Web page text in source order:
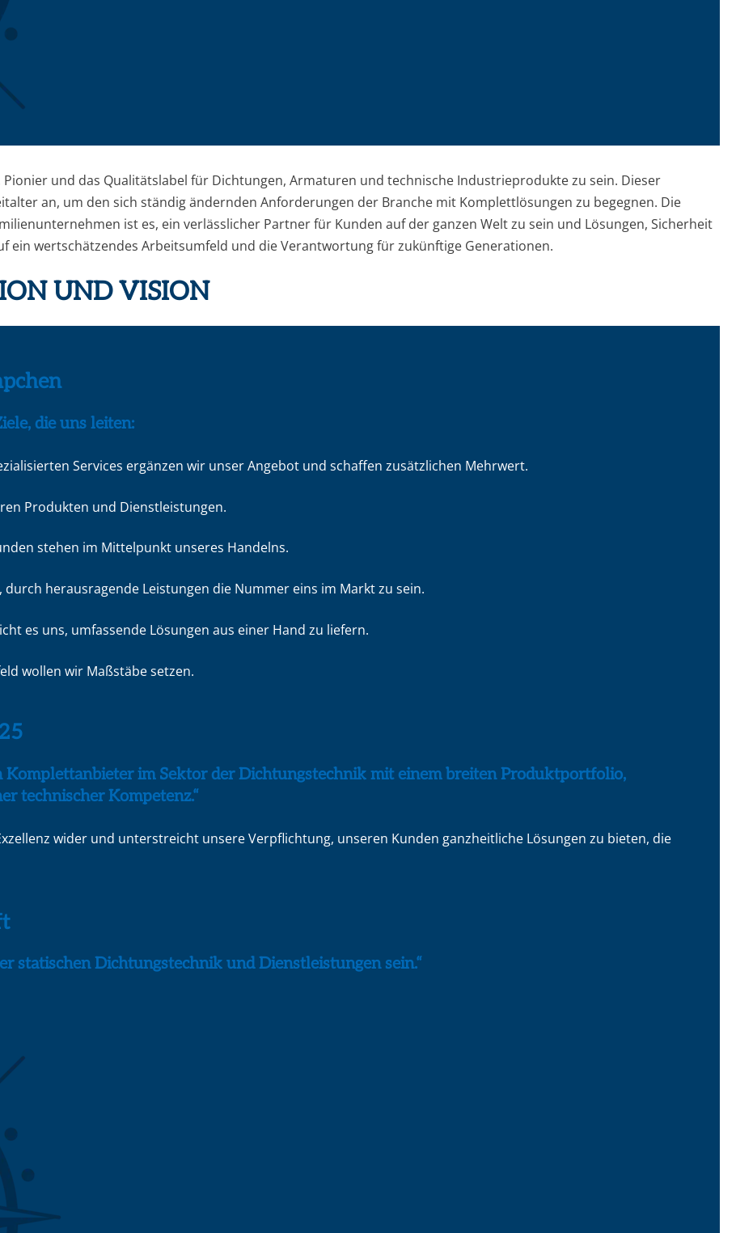
Pionier und das Qualitätslabel für Dichtungen, Armaturen und technische Industrieprodukte zu sein. Dieser
an, um den sich ständig ändernden Anforderungen der Branche mit Komplettlösungen zu begegnen. Die
ist es, ein verlässlicher Partner für Kunden auf der ganzen Welt zu sein und Lösungen, Sicherheit
ein wertschätzendes Arbeitsumfeld und die Verantwortung für zukünftige Generationen.
UND VISION
die uns leiten:
Services ergänzen wir unser Angebot und schaffen zusätzlichen Mehrwert.
Produkten und Dienstleistungen.
stehen im Mittelpunkt unseres Handelns.
herausragende Leistungen die Nummer eins im Markt zu sein.
es uns, umfassende Lösungen aus einer Hand zu liefern.
wollen wir Maßstäbe setzen.
Komplettanbieter im Sektor der Dichtungstechnik mit einem breiten Produktportfolio,
technischer Kompetenz.“
wider und unterstreicht unsere Verpflichtung, unseren Kunden ganzheitliche Lösungen zu bieten, die
statischen Dichtungstechnik und Dienstleistungen sein.“